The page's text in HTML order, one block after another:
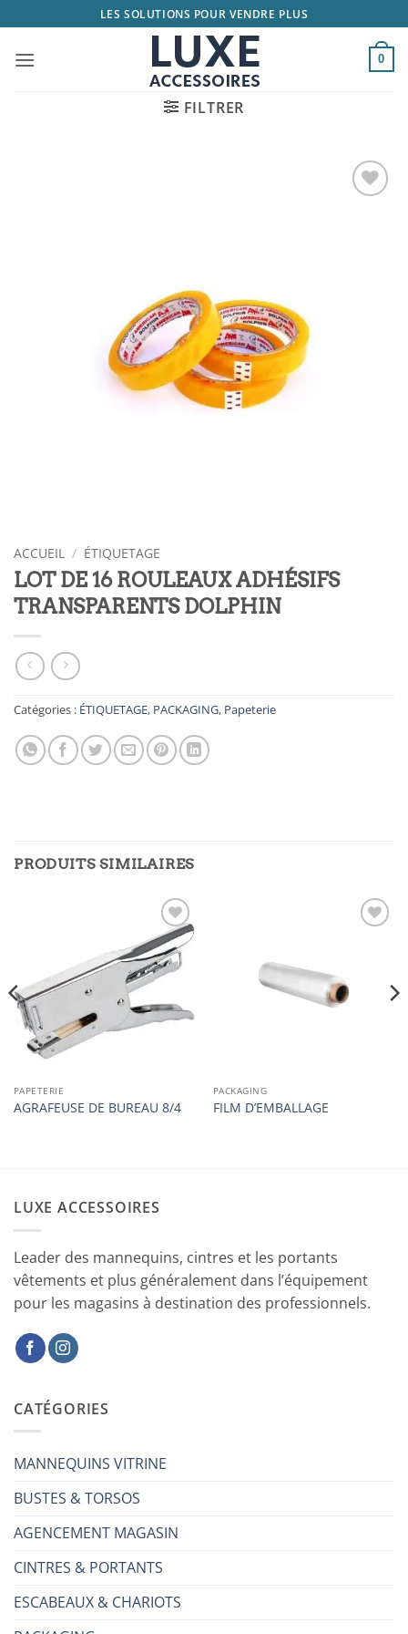
au
contenu
LES SOLUTIONS POUR VENDRE PLUS
0
FILTRER
ACCUEIL / ÉTIQUETAGE
LOT DE 16 ROULEAUX ADHÉSIFS
TRANSPARENTS DOLPHIN
Catégories : ÉTIQUETAGE, PACKAGING, Papeterie
PRODUITS SIMILAIRES
Ajouter
à la
liste
d’envies
PAPETERIE
AGRAFEUSE DE BUREAU 8/4
PACKAGING
FILM D’EMBALLAGE
LUXE ACCESSOIRES
Leader des mannequins, cintres et les portants
vêtements et plus généralement dans l’équipement
pour les magasins à destination des professionnels.
CATÉGORIES
MANNEQUINS VITRINE
BUSTES & TORSOS
AGENCEMENT MAGASIN
CINTRES & PORTANTS
ESCABEAUX & CHARIOTS